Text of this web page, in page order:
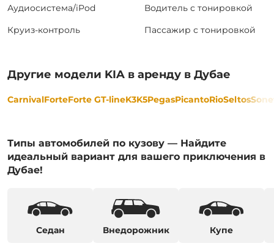
Аудиосистема/iPod
Круиз-контроль
Водитель с тонировкой
Пассажир с тонировкой
Другие модели KIA в аренду в Дубае
CarnivalForteForte GT-lineK3K5PegasPicantoRioSeltos
Типы автомобилей по кузову — Найдите
идеальный вариант для вашего приключения в
Дубае!
Седан Внедорожник Купе